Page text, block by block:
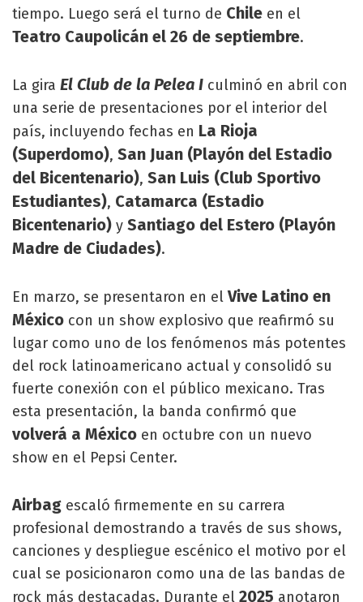
tiempo. Luego será el turno de Chile en el
Teatro Caupolicán el 26 de septiembre.
La gira El Club de la Pelea I culminó en abril con
una serie de presentaciones por el interior del
país, incluyendo fechas en La Rioja
(Superdomo), San Juan (Playón del Estadio
del Bicentenario), San Luis (Club Sportivo
Estudiantes), Catamarca (Estadio
Bicentenario) y Santiago del Estero (Playón
Madre de Ciudades).
En marzo, se presentaron en elVive Latino en
México con un show explosivo que reafirmó su
lugar como uno de los fenómenos más potentes
del rock latinoamericano actual y consolidó su
fuerte conexión con el público mexicano. Tras
esta presentación, la banda confirmó que
volverá a México en octubre con un nuevo
show en el Pepsi Center.
Airbag escaló firmemente en su carrera
profesional demostrando a través de sus shows,
canciones y despliegue escénico el motivo por el
cual se posicionaron como una de las bandas de
rock más destacadas. Durante el 2025 anotaron